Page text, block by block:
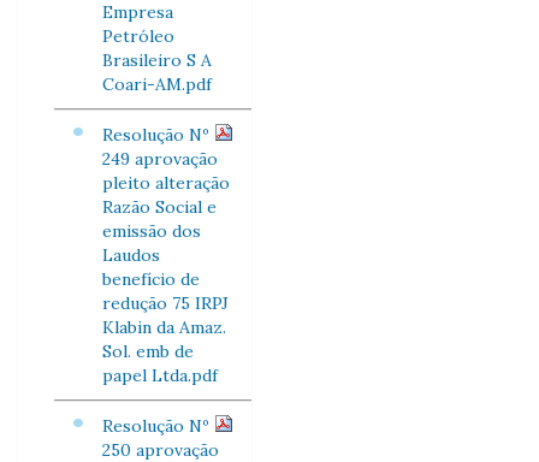
Empresa
Petróleo
Brasileiro S A
Coari-AM.pdf
Resolução Nº
249 aprovação
pleito alteração
Razão Social e
emissão dos
Laudos
benefício de
redução 75 IRPJ
Klabin da Amaz.
Sol. emb de
papel Ltda.pdf
Resolução Nº
250 aprovação